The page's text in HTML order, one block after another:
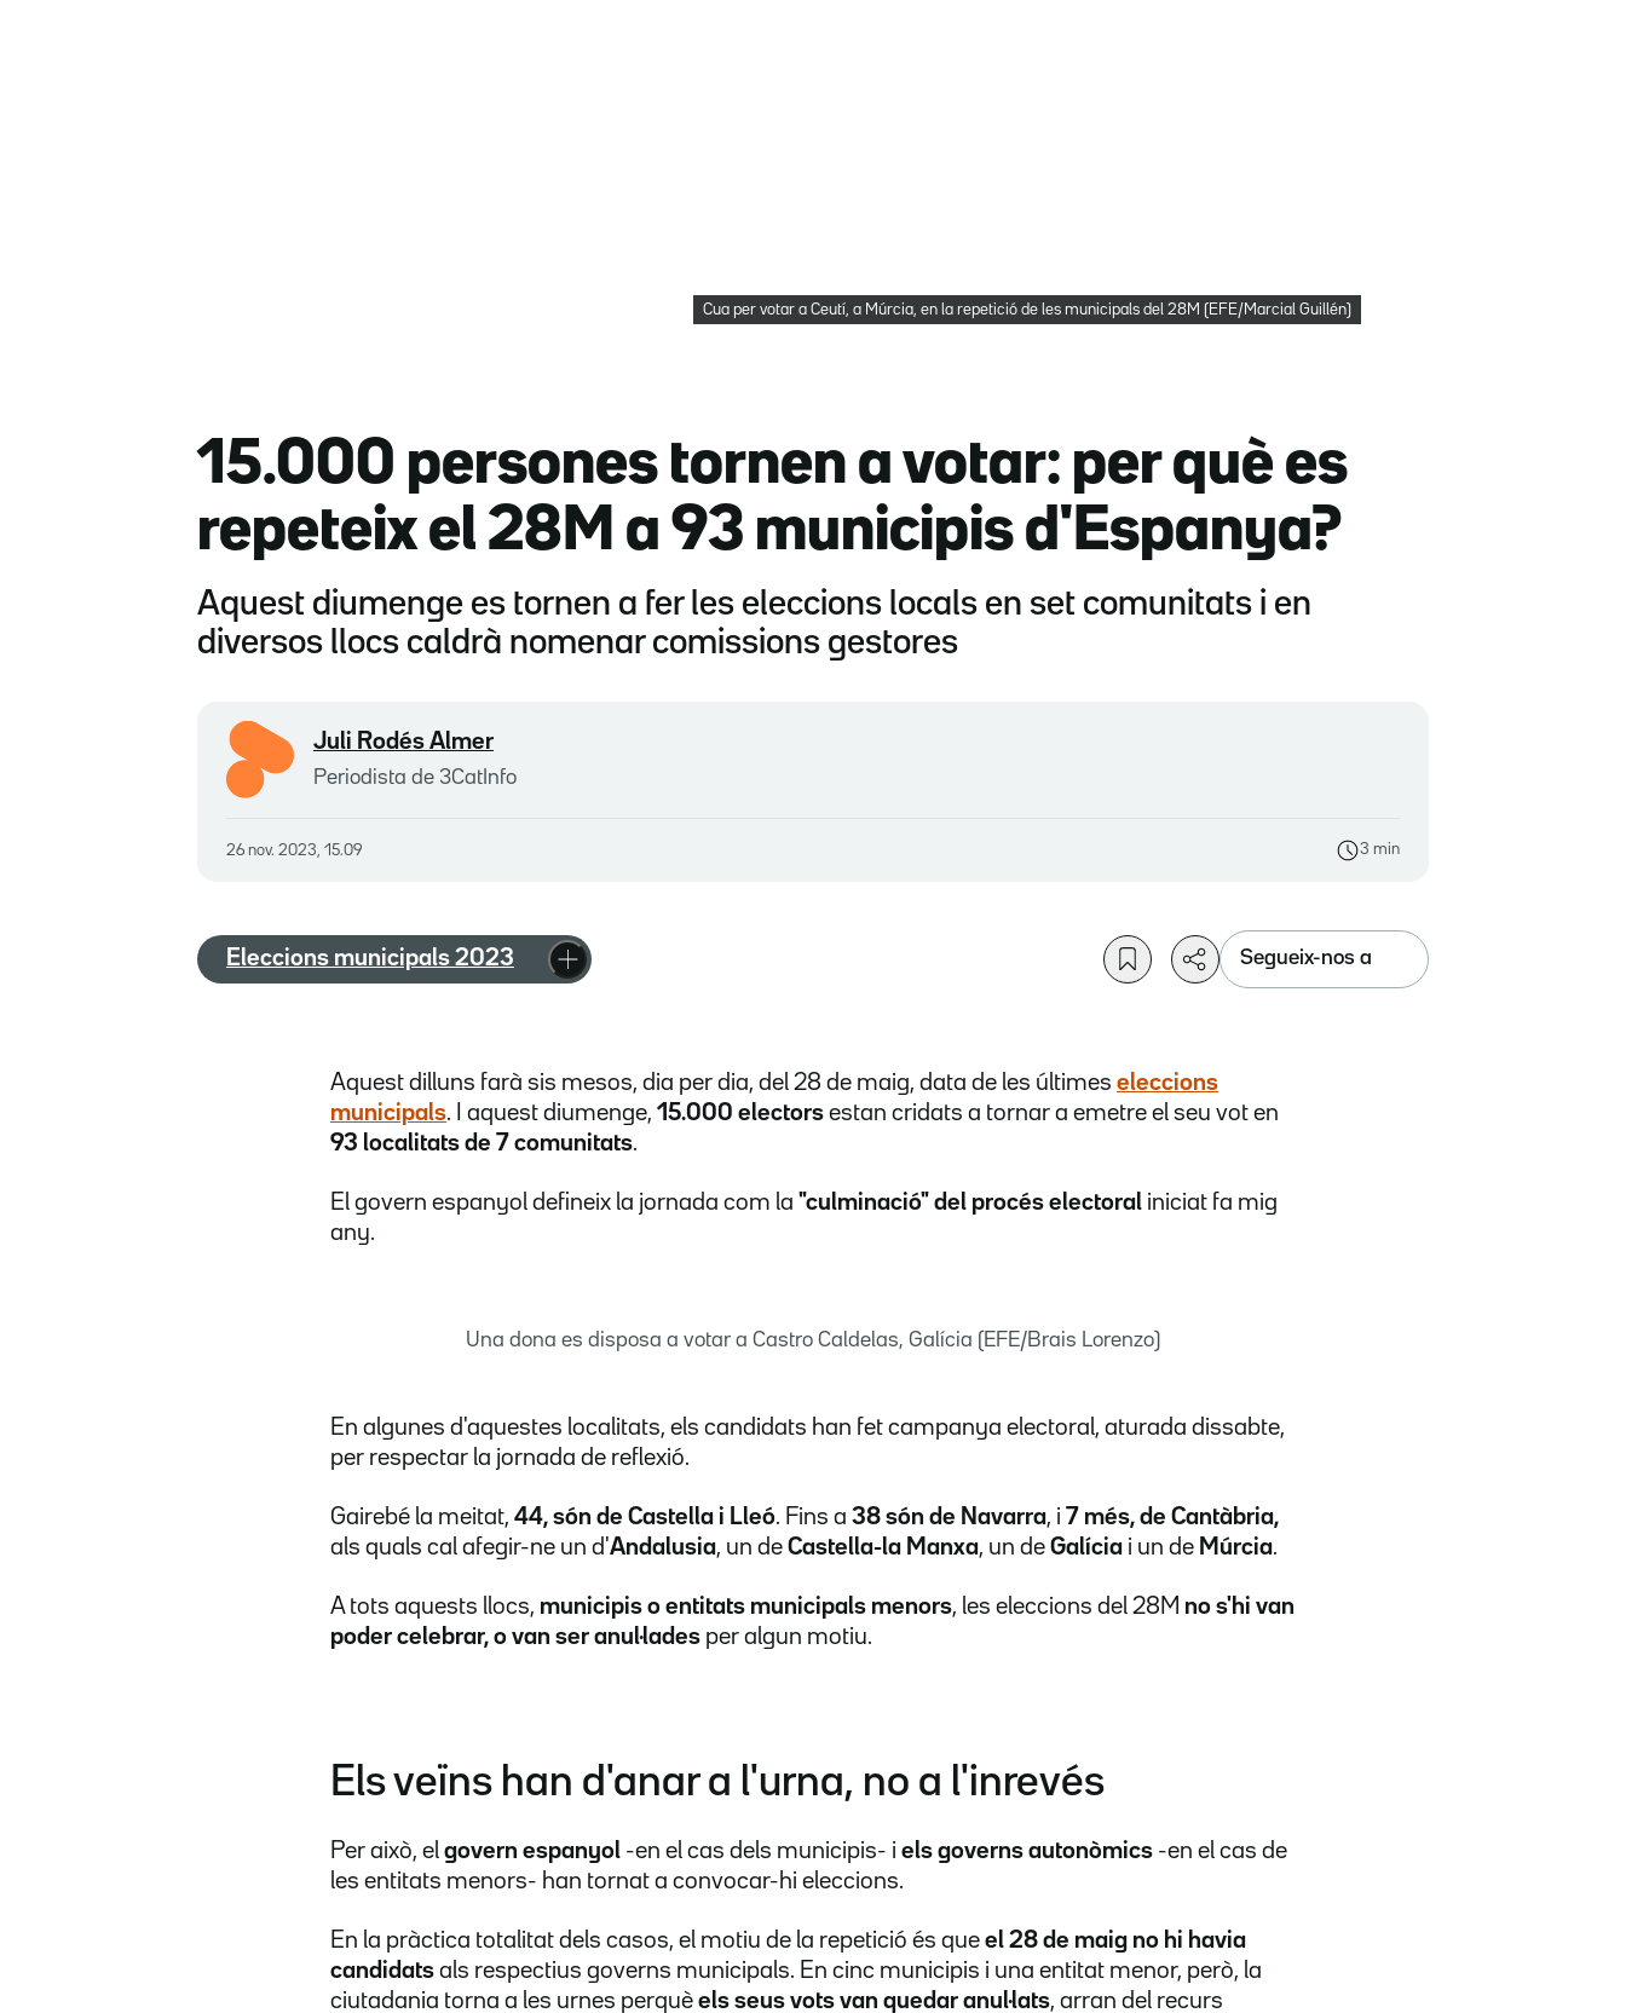
Cua per votar a Ceutí, a Múrcia, en la repetició de les municipals del 28M (EFE/Marcial Guillén)
15.000 persones tornen a votar: per què es
repeteix el 28M a 93 municipis d'Espanya?
Aquest diumenge es tornen a fer les eleccions locals en set comunitats i en
diversos llocs caldrà nomenar comissions gestores
Juli Rodés Almer
Periodista de 3CatInfo
26 nov. 2023, 15.09 3 min
Eleccions municipals 2023 Segueix-nos a
Aquest dilluns farà sis mesos, dia per dia, del 28 de maig, data de les últimes eleccions
municipals. I aquest diumenge, 15.000 electors estan cridats a tornar a emetre el seu vot en
93 localitats de 7 comunitats.
El govern espanyol defineix la jornada com la "culminació" del procés electoral iniciat fa mig
any.
Una dona es disposa a votar a Castro Caldelas, Galícia (EFE/Brais Lorenzo)
En algunes d'aquestes localitats, els candidats han fet campanya electoral, aturada dissabte,
per respectar la jornada de reflexió.
Gairebé la meitat, 44, són de Castella i Lleó. Fins a 38 són de Navarra, i 7 més, de Cantàbria,
als quals cal afegir-ne un d'Andalusia, un de Castella-la Manxa, un de Galícia i un de Múrcia.
A tots aquests llocs, municipis o entitats municipals menors, les eleccions del 28M no s'hi van
poder celebrar, o van ser anul·lades per algun motiu.
Els veïns han d'anar a l'urna, no a l'inrevés
Per això, el govern espanyol -en el cas dels municipis- i els governs autonòmics -en el cas de
les entitats menors- han tornat a convocar-hi eleccions.
En la pràctica totalitat dels casos, el motiu de la repetició és que el 28 de maig no hi havia
candidats als respectius governs municipals. En cinc municipis i una entitat menor, però, la
ciutadania torna a les urnes perquè els seus vots van quedar anul·lats, arran del recurs